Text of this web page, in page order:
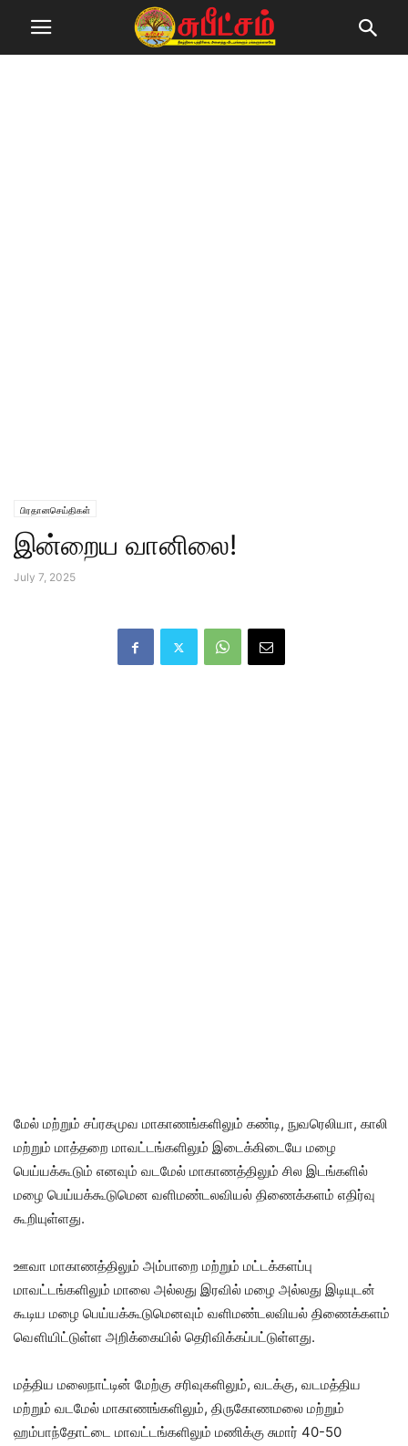
பிரதானசெய்திகள்
இன்றைய வானிலை!
July 7, 2025
மேல் மற்றும் சப்ரகமுவ மாகாணங்களிலும் கண்டி, நுவரெலியா, காலி
மற்றும் மாத்தறை மாவட்டங்களிலும் இடைக்கிடையே மழை
பெய்யக்கூடும் எனவும் வடமேல் மாகாணத்திலும் சில இடங்களில்
மழை பெய்யக்கூடுமென வளிமண்டலவியல் திணைக்களம் எதிர்வு
கூறியுள்ளது.
ஊவா மாகாணத்திலும் அம்பாறை மற்றும் மட்டக்களப்பு
மாவட்டங்களிலும் மாலை அல்லது இரவில் மழை அல்லது இடியுடன்
கூடிய மழை பெய்யக்கூடுமெனவும் வளிமண்டலவியல் திணைக்களம்
வௌியிட்டுள்ள அறிக்கையில் தெரிவிக்கப்பட்டுள்ளது.
மத்திய மலைநாட்டின் மேற்கு சரிவுகளிலும், வடக்கு, வடமத்திய
மற்றும் வடமேல் மாகாணங்களிலும், திருகோணமலை மற்றும்
ஹம்பாந்தோட்டை மாவட்டங்களிலும் மணிக்கு சுமார் 40-50